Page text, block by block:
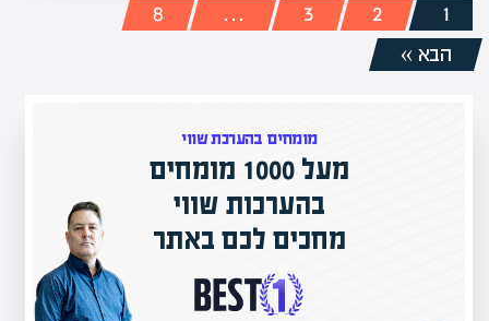
1
2
3
…
8
הבא »
מומחים בהערכת שווי
מעל 1000 מומחים
בהערכות שווי
מחכים לכם באתר